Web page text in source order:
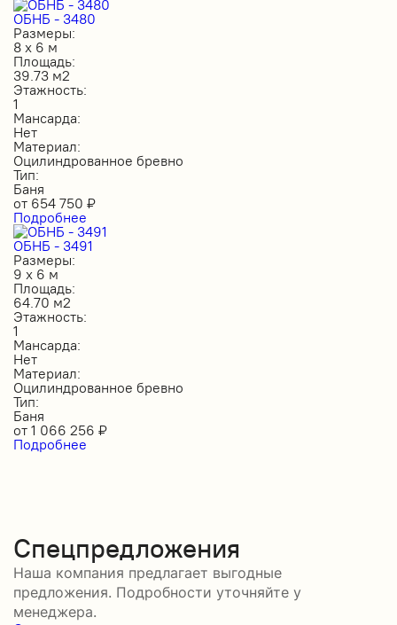
ОБНБ - 3480
Размеры:
8 х 6 м
Площадь:
39.73 м2
Этажность:
1
Мансарда:
Нет
Материал:
Оцилиндрованное бревно
Тип:
Баня
от 654 750 ₽
Подробнее
ОБНБ - 3491
Размеры:
9 х 6 м
Площадь:
64.70 м2
Этажность:
1
Мансарда:
Нет
Материал:
Оцилиндрованное бревно
Тип:
Баня
от 1 066 256 ₽
Подробнее
Спецпредложения
Наша компания предлагает выгодные
предложения. Подробности уточняйте у
менеджера.